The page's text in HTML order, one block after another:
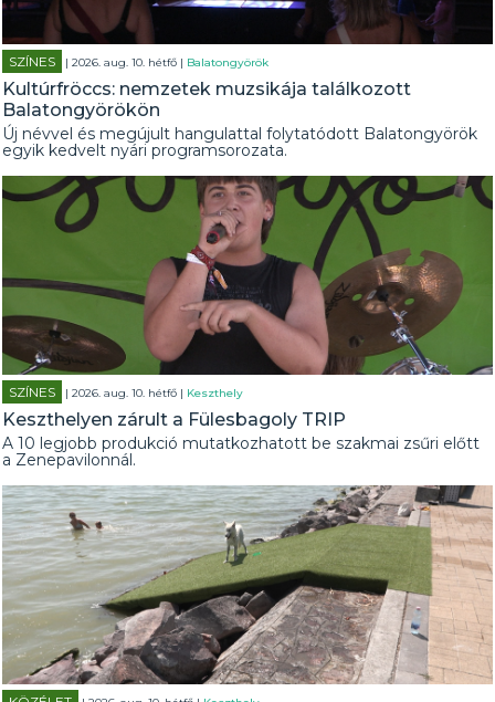
SZÍNES | 2026. aug. 10. hétfő | Balatongyörök
Kultúrfröccs: nemzetek muzsikája találkozott
Balatongyörökön
Új névvel és megújult hangulattal folytatódott Balatongyörök
egyik kedvelt nyári programsorozata.
SZÍNES | 2026. aug. 10. hétfő | Keszthely
Keszthelyen zárult a Fülesbagoly TRIP
A 10 legjobb produkció mutatkozhatott be szakmai zsűri előtt
a Zenepavilonnál.